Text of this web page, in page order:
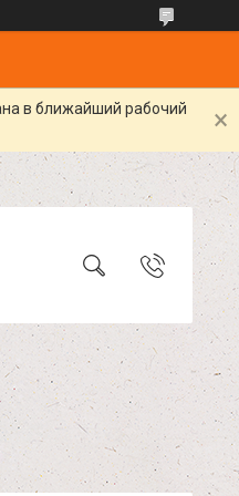
в ближайший рабочий